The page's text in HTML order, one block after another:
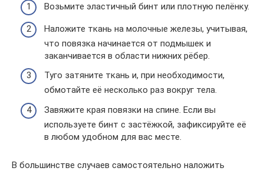
Возьмите эластичный бинт или плотную пелёнку.
Наложите ткань на молочные железы, учитывая,
что повязка начинается от подмышек и
заканчивается в области нижних рёбер.
Туго затяните ткань и, при необходимости,
обмотайте её несколько раз вокруг тела.
Завяжите края повязки на спине. Если вы
используете бинт с застёжкой, зафиксируйте её
в любом удобном для вас месте.
В большинстве случаев самостоятельно наложить